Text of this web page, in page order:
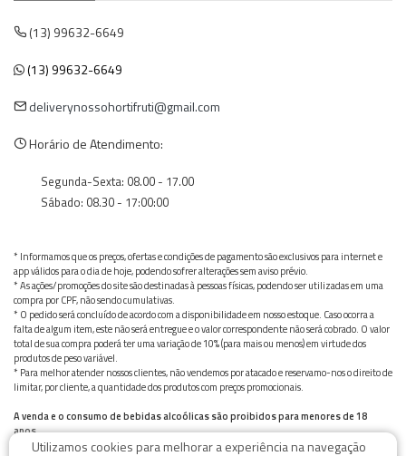
(13) 99632-6649
(13) 99632-6649
deliverynossohortifruti@gmail.com
Horário de Atendimento:
Segunda-Sexta: 08.00 - 17.00
Sábado: 08.30 - 17:00:00
* Informamos que os preços, ofertas e condições de pagamento são exclusivos para internet e
app válidos para o dia de hoje, podendo sofrer alterações sem aviso prévio.
* As ações/promoções do site são destinadas à pessoas físicas, podendo ser utilizadas em uma
compra por CPF, não sendo cumulativas.
* O pedido será concluído de acordo com a disponibilidade em nosso estoque. Caso ocorra a
falta de algum item, este não será entregue e o valor correspondente não será cobrado. O valor
total de sua compra poderá ter uma variação de 10% (para mais ou menos) em virtude dos
produtos de peso variável.
* Para melhor atender nossos clientes, não vendemos por atacado e reservamo-nos o direito de
limitar, por cliente, a quantidade dos produtos com preços promocionais.
A venda e o consumo de bebidas alcoólicas são proibidos para menores de 18
anos.
Bebida alcoólica pode causar dependência química e, em excesso, provoca graves males à saúde.
Utilizamos cookies para melhorar a experiência na navegação